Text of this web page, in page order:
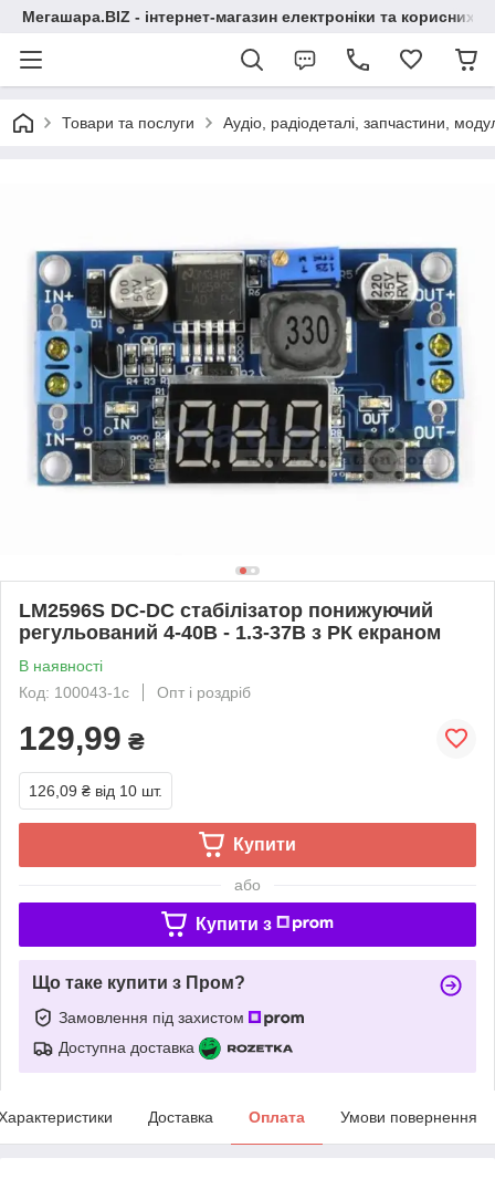
Мегашара.BIZ - інтернет-магазин електроніки та корисних
Товари та послуги Аудіо, радіодеталі, запчастини,
LM2596S DC-DC стабілізатор понижуючий
регульований 4-40В - 1.3-37В з РК екраном
В наявності
Код: 100043-1с
Опт і роздріб
129,99 ₴
126,09 ₴ від 10 шт.
Купити
або
Купити з
Що таке купити з Пром?
Замовлення під захистом
Доступна доставка
Доставка Оплата Умови повернення